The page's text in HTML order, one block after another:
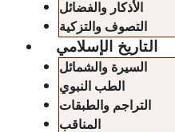
الأذكار والفضائل
التصوف والتزكية
التاريخ الإسلامي
السيرة والشمائل
الطب النبوي
التراجم والطبقات
المناقب